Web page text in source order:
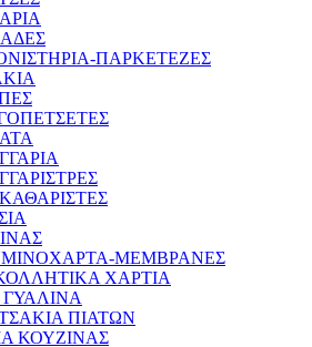
ΠΑΡΚΕΤΕΖΕΣ
ΜΕΜΒΡΑΝΕΣ
ΧΑΡΤΙΑ
ΠΙΑΤΩΝ
ΚΟΥΖΙΝΑΣ